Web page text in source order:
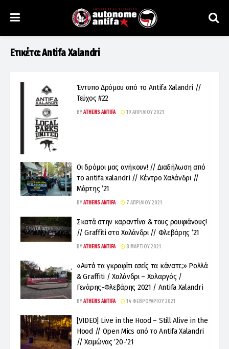
Ετικέτα:Antifa Xalandri
Έντυπο Δρόμου από το Antifa Xalandri //
Τεύχος #22
BYATHENS ANTIFA 19 ΑΠΡΙΛΊΟΥ 2021
Οι δρόμοι μας ανήκουν! // Διαδήλωση από
το antifa xalandri // Κέντρο Χαλάνδρι //
Μάρτης ’21
BYATHENS ANTIFA 7 ΑΠΡΙΛΊΟΥ 2021
Σκατά στην καραντίνα & τους ρουφιάνους!
// Graffiti στο Χαλάνδρι // Φλεβάρης ’21
BYATHENS ANTIFA 8 ΜΑΡΤΊΟΥ 2021
«Αυτά τα γκραφίτι εσείς τα κάνατε;» Ρολλά
& Graffiti / Χαλάνδρι – Χολαργός /
Γενάρης-Φλεβάρης 2021 / Antifa Xalandri
BYATHENS ANTIFA 14 ΦΕΒΡΟΥΑΡΊΟΥ 2021
[VIDEO] Live in the Hood – Still Alive in the
Hood // Open Mics από το Antifa Xalandri
// Χειμώνας ’20-’21